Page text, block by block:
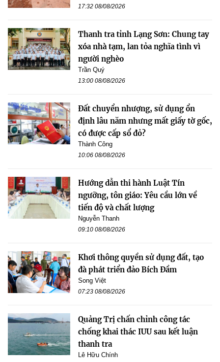
17:32 08/08/2026
Thanh tra tỉnh Lạng Sơn: Chung tay
xóa nhà tạm, lan tỏa nghĩa tình vì
người nghèo
Trần Quý
13:00 08/08/2026
Đất chuyển nhượng, sử dụng ổn
định lâu năm nhưng mất giấy tờ gốc,
có được cấp sổ đỏ?
Thành Công
10:06 08/08/2026
Hướng dẫn thi hành Luật Tín
ngưỡng, tôn giáo: Yêu cầu lớn về
tiến độ và chất lượng
Nguyễn Thanh
09:10 08/08/2026
Khơi thông quyền sử dụng đất, tạo
đà phát triển đảo Bích Đầm
Song Việt
07:23 08/08/2026
Quảng Trị chấn chỉnh công tác
chống khai thác IUU sau kết luận
thanh tra
Lê Hữu Chính